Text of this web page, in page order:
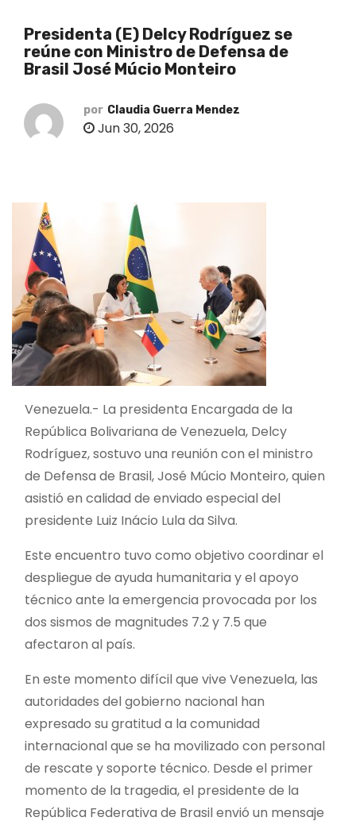
Presidenta (E) Delcy Rodríguez se
reúne con Ministro de Defensa de
Brasil José Múcio Monteiro
por Claudia Guerra Mendez
Jun 30, 2026
Venezuela.- La presidenta Encargada de la
República Bolivariana de Venezuela, Delcy
Rodríguez, sostuvo una reunión con el ministro
de Defensa de Brasil, José Múcio Monteiro, quien
asistió en calidad de enviado especial del
presidente Luiz Inácio Lula da Silva.
Este encuentro tuvo como objetivo coordinar el
despliegue de ayuda humanitaria y el apoyo
técnico ante la emergencia provocada por los
dos sismos de magnitudes 7.2 y 7.5 que
afectaron al país.
En este momento difícil que vive Venezuela, las
autoridades del gobierno nacional han
expresado su gratitud a la comunidad
internacional que se ha movilizado con personal
de rescate y soporte técnico. Desde el primer
momento de la tragedia, el presidente de la
República Federativa de Brasil envió un mensaje